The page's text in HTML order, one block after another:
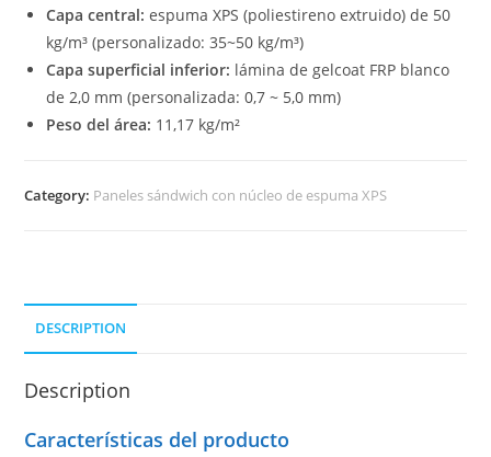
Capa central: espuma XPS (poliestireno extruido) de 50
kg/m³ (personalizado: 35~50 kg/m³)
Capa superficial inferior: lámina de gelcoat FRP blanco
de 2,0 mm (personalizada: 0,7 ~ 5,0 mm)
Peso del área: 11,17 kg/m²
Category: Paneles sándwich con núcleo de espuma XPS
DESCRIPTION
Description
Características del producto